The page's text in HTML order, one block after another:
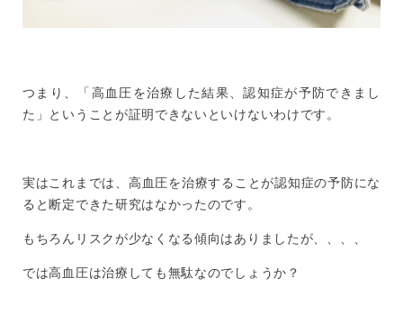
つまり、「高血圧を治療した結果、認知症が予防できまし
た」ということが証明できないといけないわけです。
実はこれまでは、高血圧を治療することが認知症の予防にな
ると断定できた研究はなかったのです。
もちろんリスクが少なくなる傾向はありましたが、、、、
では高血圧は治療しても無駄なのでしょうか？